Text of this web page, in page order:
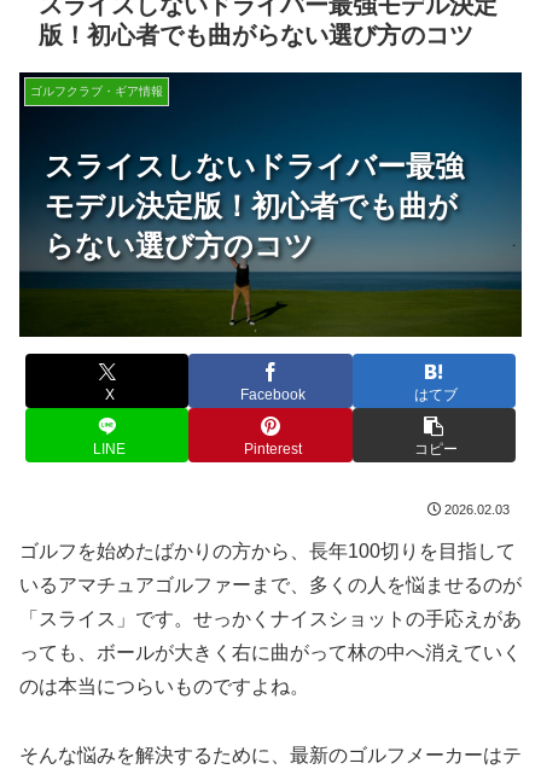
版！初心者でも曲がらない選び方のコツ
スライスしないドライバー最強
モデル決定版！初心者でも曲が
らない選び方のコツ
ゴルフクラブ・ギア情報
X Facebook はてブ
LINE Pinterest コピー
2026.02.03
ゴルフを始めたばかりの方から、長年100切りを目指して
いるアマチュアゴルファーまで、多くの人を悩ませるのが
「スライス」です。せっかくナイスショットの手応えがあ
っても、ボールが大きく右に曲がって林の中へ消えていく
のは本当につらいものですよね。
そんな悩みを解決するために、最新のゴルフメーカーはテ